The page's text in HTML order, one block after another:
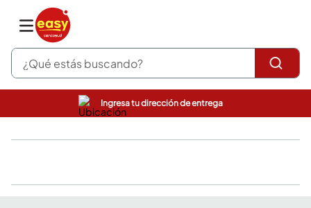
¿Qué estás buscando?
Ingresa tu dirección de entrega
pinturas
escritorio